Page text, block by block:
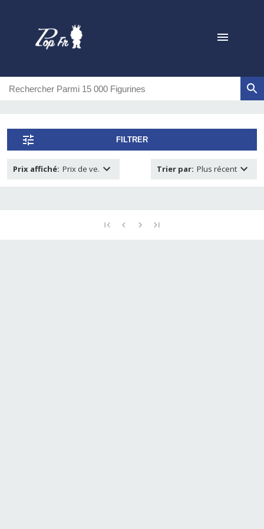
FILTRER
Prix affiché: Prix de ve. Trier par: Plus récent